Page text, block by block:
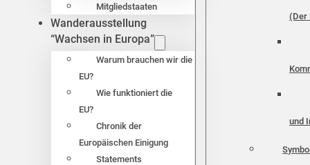
Mitgliedstaaten
Wanderausstellung
“Wachsen in Europa”
Warum brauchen wir die
EU?
Wie funktioniert die
EU?
Chronik der
Europäischen Einigung
Statements
(Der
und